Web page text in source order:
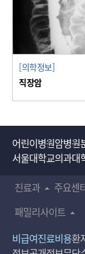
[의학정보]
직장암
어린이병원암병원
서울대학교의과대
진료과
주요센
패밀리사이트
비급여진료비용환